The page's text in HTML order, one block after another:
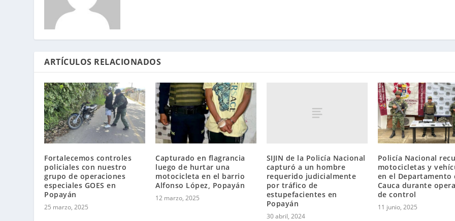
ARTÍCULOS RELACIONADOS
Fortalecemos controles
policiales con nuestro
grupo de operaciones
especiales GOES en
Popayán
25 marzo, 2025
Capturado en flagrancia
luego de hurtar una
motocicleta en el barrio
Alfonso López, Popayán
12 marzo, 2025
SIJIN de la Policía Nacional
capturó a un hombre
requerido judicialmente
por tráfico de
estupefacientes en
Popayán
30 abril, 2024
Policía Nacional
motocicletas y
en el Departamento
Cauca durante
de control
11 junio, 2025